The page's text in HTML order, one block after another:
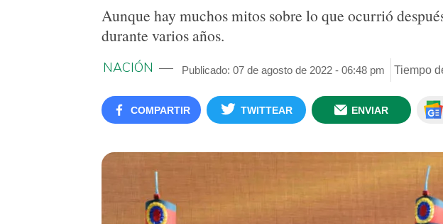
Aunque hay muchos mitos sobre lo que ocurrió
durante varios años.
NACIÓN Publicado: 07 de agosto de 2022 - 06:48 pm Tiempo
COMPARTIR TWITTEAR ENVIAR